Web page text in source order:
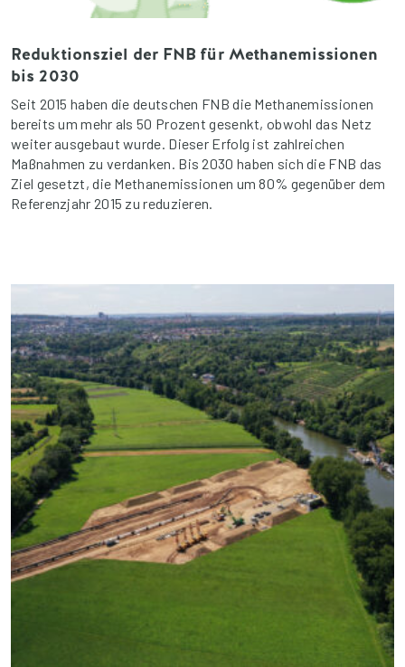
Reduktionsziel der FNB für Methanemissionen
bis 2030
Seit 2015 haben die deutschen FNB die Methanemissionen
bereits um mehr als 50 Prozent gesenkt, obwohl das Netz
weiter ausgebaut wurde. Dieser Erfolg ist zahlreichen
Maßnahmen zu verdanken. Bis 2030 haben sich die FNB das
Ziel gesetzt, die Methanemissionen um 80% gegenüber dem
Referenzjahr 2015 zu reduzieren.